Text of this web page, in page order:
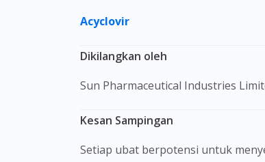
Acyclovir
Dikilangkan oleh
Sun Pharmaceutical Industries
Kesan Sampingan
Setiap ubat berpotensi untuk